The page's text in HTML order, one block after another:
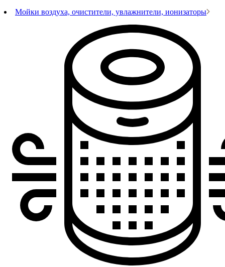
Мойки воздуха, очистители, увлажнители, ионизаторы